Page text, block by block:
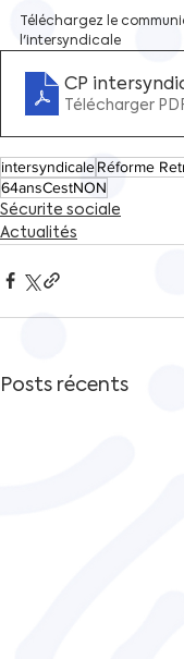
Téléchargez le
l'intersyndicale
CP
Télécharger
intersyndicaleRéforme
64ansCestNON
Sécurite sociale
Actualités
Posts récents